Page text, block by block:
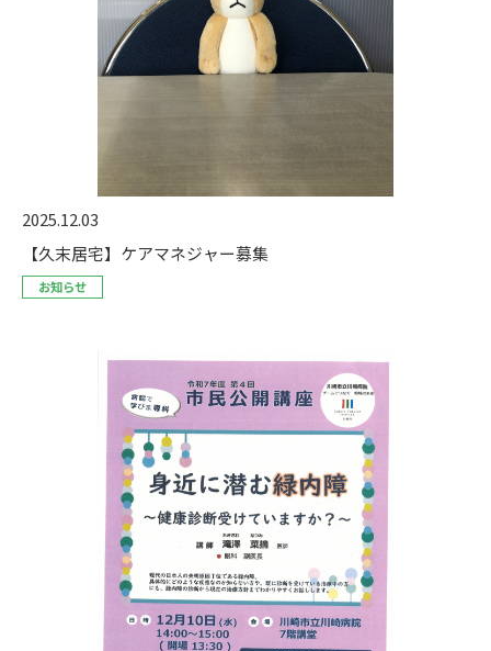
2025.12.03
【久末居宅】ケアマネジャー募集
お知らせ